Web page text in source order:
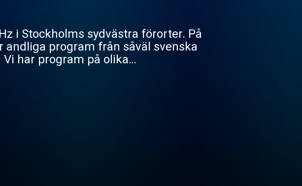
i Stockholms sydvästra förorter. På
andliga program från såväl svenska
har program på olika